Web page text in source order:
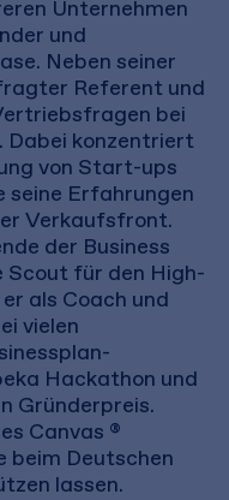
Unternehmen
und
Neben seiner
Referent und
bei
Dabei konzentriert
von Start-ups
seine Erfahrungen
Verkaufsfront.
der Business
Scout für den High-
als Coach und
vielen
Hackathon und
Gründerpreis.
Canvas ®
beim Deutschen
lassen.